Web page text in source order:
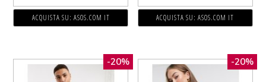
ACQUISTA SU: ASOS.COM IT ACQUISTA SU: ASOS.COM IT
-20% -20%